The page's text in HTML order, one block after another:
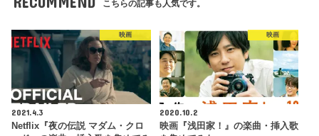
こちらの記事も人気です。
映画
2021.4.3
Netflix『夜の伝説 マダム・クロ
映画
2020.10.2
映画『浅田家！』の楽曲・挿入歌